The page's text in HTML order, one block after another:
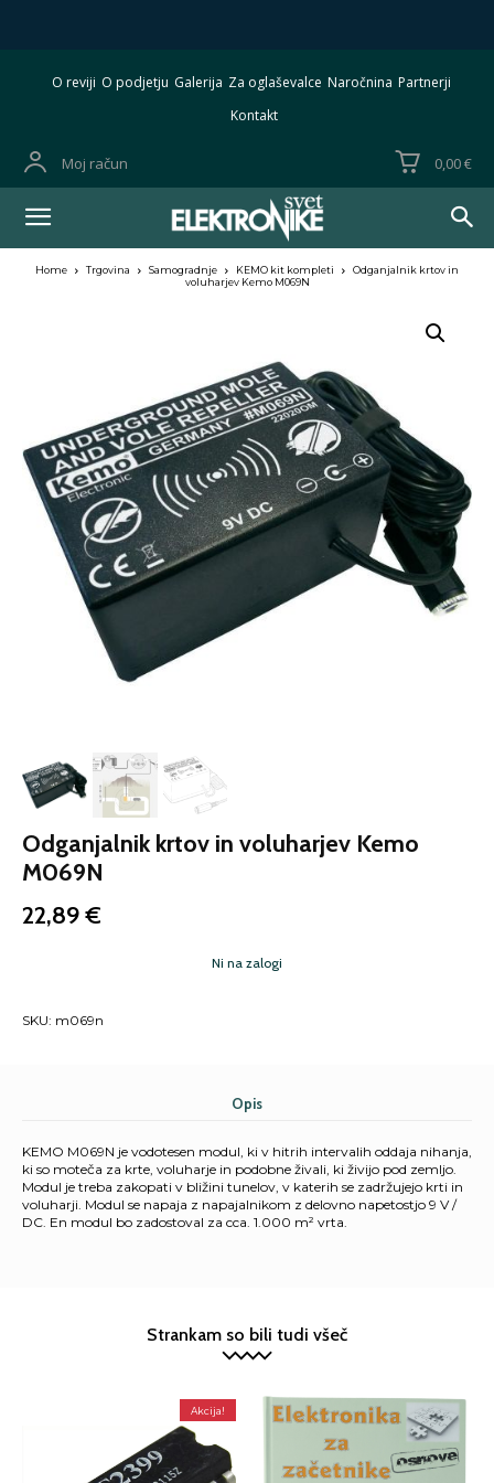
O reviji O podjetju Galerija Za oglaševalce Naročnina Partnerji
Kontakt
Moj račun 0,00 €
Home Trgovina Samogradnje KEMO kit kompleti
Odganjalnik krtov in
voluharjev Kemo M069N
Odganjalnik krtov in voluharjev Kemo
M069N
22,89€
Ni na zalogi
SKU: m069n
Opis
KEMO M069N je vodotesen modul, ki v hitrih intervalih oddaja nihanja,
ki so moteča za krte, voluharje in podobne živali, ki živijo pod zemljo.
Modul je treba zakopati v bližini tunelov, v katerih se zadržujejo krti in
voluharji. Modul se napaja z napajalnikom z delovno napetostjo 9 V /
DC. En modul bo zadostoval za cca. 1.000 m² vrta.
Strankam so bili tudi všeč
Akcija!